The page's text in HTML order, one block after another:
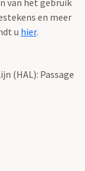
en meer
u hier.
(HAL): Passage